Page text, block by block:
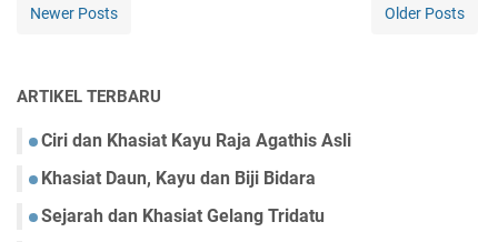
Newer Posts Older Posts
ARTIKEL TERBARU
Ciri dan Khasiat Kayu Raja Agathis Asli
Khasiat Daun, Kayu dan Biji Bidara
Sejarah dan Khasiat Gelang Tridatu